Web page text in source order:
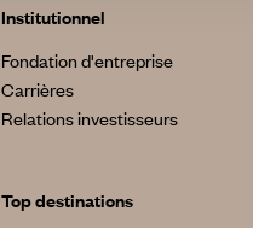
Institutionnel
Fondation d'entreprise
Carrières
Relations investisseurs
Top destinations